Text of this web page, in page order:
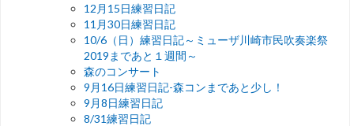
12月15日練習日記
11月30日練習日記
10/6（日）練習日記～ミューザ川崎市民吹奏楽祭
2019まであと１週間～
森のコンサート
9月16日練習日記-森コンまであと少し！
9月8日練習日記
8/31練習日記